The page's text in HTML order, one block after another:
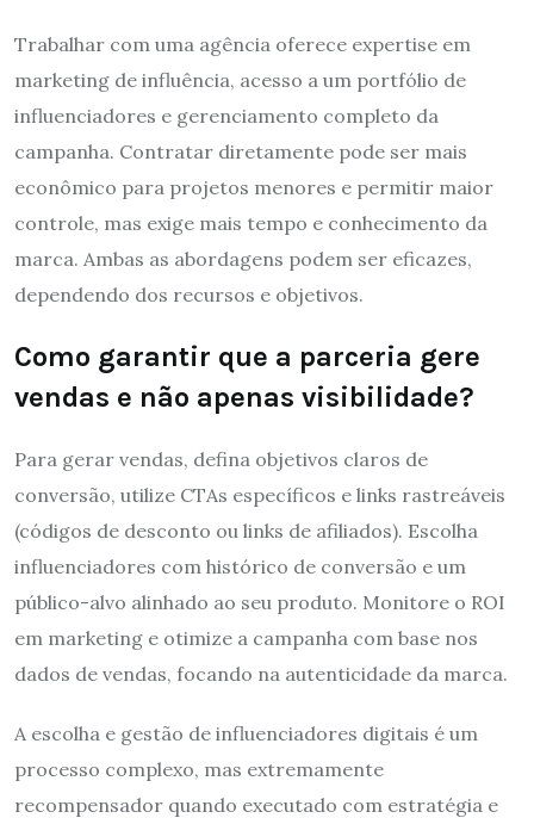
Trabalhar com uma agência oferece expertise em
marketing de influência, acesso a um portfólio de
influenciadores e gerenciamento completo da
campanha. Contratar diretamente pode ser mais
econômico para projetos menores e permitir maior
controle, mas exige mais tempo e conhecimento da
marca. Ambas as abordagens podem ser eficazes,
dependendo dos recursos e objetivos.
Como garantir que a parceria gere
vendas e não apenas visibilidade?
Para gerar vendas, defina objetivos claros de
conversão, utilize CTAs específicos e links rastreáveis
(códigos de desconto ou links de afiliados). Escolha
influenciadores com histórico de conversão e um
público-alvo alinhado ao seu produto. Monitore o ROI
em marketing e otimize a campanha com base nos
dados de vendas, focando na autenticidade da marca.
A escolha e gestão de influenciadores digitais é um
processo complexo, mas extremamente
recompensador quando executado com estratégia e